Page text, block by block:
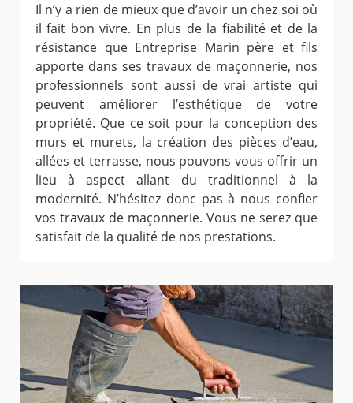
Il n’y a rien de mieux que d’avoir un chez soi où
il fait bon vivre. En plus de la fiabilité et de la
résistance que Entreprise Marin père et fils
apporte dans ses travaux de maçonnerie, nos
professionnels sont aussi de vrai artiste qui
peuvent améliorer l’esthétique de votre
propriété. Que ce soit pour la conception des
murs et murets, la création des pièces d’eau,
allées et terrasse, nous pouvons vous offrir un
lieu à aspect allant du traditionnel à la
modernité. N’hésitez donc pas à nous confier
vos travaux de maçonnerie. Vous ne serez que
satisfait de la qualité de nos prestations.